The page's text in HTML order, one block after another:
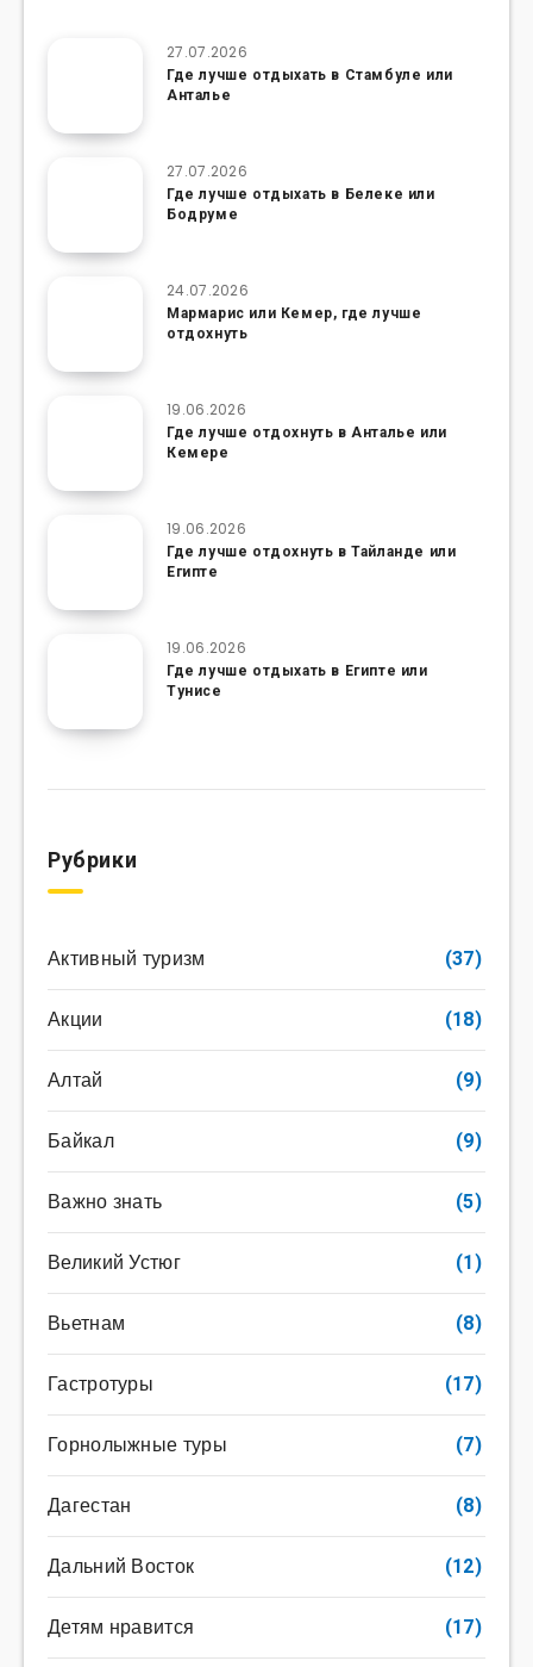
27.07.2026
Где лучше отдыхать в Стамбуле или
Анталье
27.07.2026
Где лучше отдыхать в Белеке или
Бодруме
24.07.2026
Мармарис или Кемер, где лучше
отдохнуть
19.06.2026
Где лучше отдохнуть в Анталье или
Кемере
19.06.2026
Где лучше отдохнуть в Тайланде или
Египте
19.06.2026
Где лучше отдыхать в Египте или
Тунисе
Рубрики
Активный туризм (37)
Акции (18)
Алтай (9)
Байкал (9)
Важно знать (5)
Великий Устюг (1)
Вьетнам (8)
Гастротуры (17)
Горнолыжные туры (7)
Дагестан (8)
Дальний Восток (12)
Детям нравится (17)